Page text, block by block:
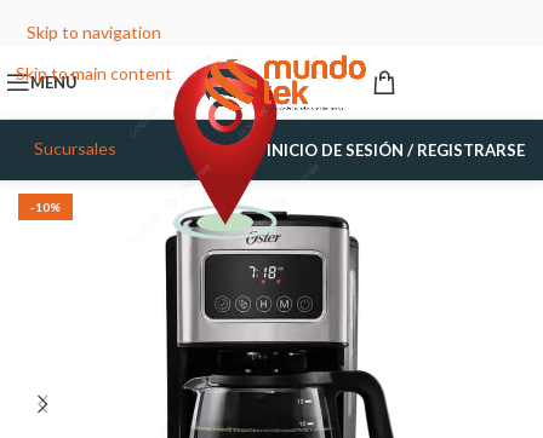
Skip to navigation
Skip to main content
MENÚ
Sucursales INICIO DE SESIÓN / REGISTRARSE
-10%